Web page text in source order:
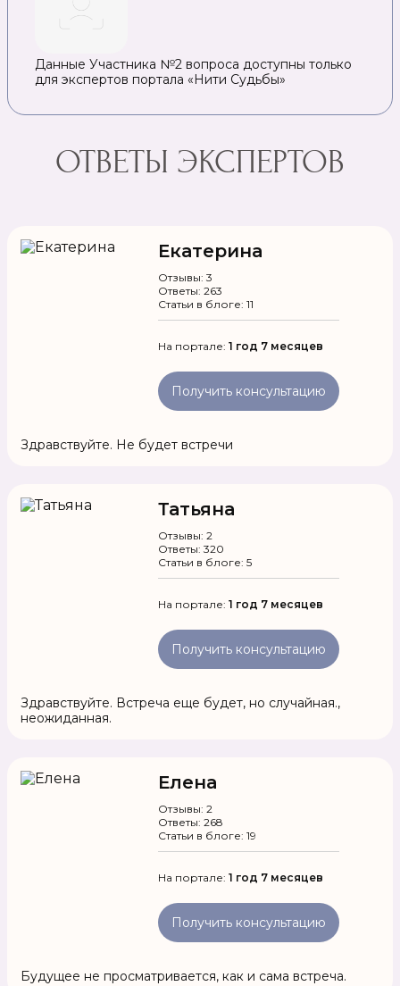
Данные Участника №2 вопроса доступны только
для экспертов портала «Нити Судьбы»
ОТВЕТЫ ЭКСПЕРТОВ
Екатерина
Отзывы: 3
Ответы: 263
Статьи в блоге: 11
На портале: 1 год 7 месяцев
Получить консультацию
Здравствуйте. Не будет встречи
Татьяна
Отзывы: 2
Ответы: 320
Статьи в блоге: 5
На портале: 1 год 7 месяцев
Получить консультацию
Здравствуйте. Встреча еще будет, но случайная.,
неожиданная.
Елена
Отзывы: 2
Ответы: 268
Статьи в блоге: 19
На портале: 1 год 7 месяцев
Получить консультацию
Будущее не просматривается, как и сама встреча.